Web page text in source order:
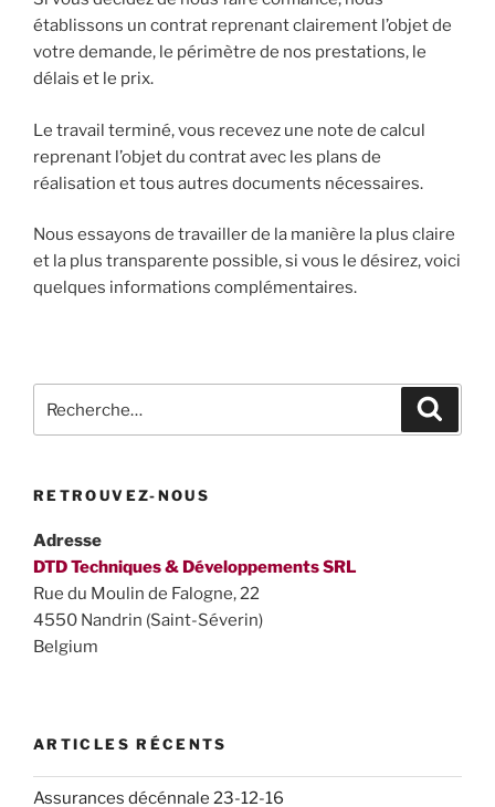
établissons un contrat reprenant clairement l’objet de
votre demande, le périmètre de nos prestations, le
délais et le prix.
Le travail terminé, vous recevez une note de calcul
reprenant l’objet du contrat avec les plans de
réalisation et tous autres documents nécessaires.
Nous essayons de travailler de la manière la plus claire
et la plus transparente possible, si vous le désirez, voici
quelques informations complémentaires.
pour
RETROUVEZ-NOUS
Adresse
DTD Techniques & Développements SRL
Rue du Moulin de Falogne, 22
4550 Nandrin (Saint-Séverin)
Belgium
ARTICLES RÉCENTS
Assurances décénnale 23-12-16